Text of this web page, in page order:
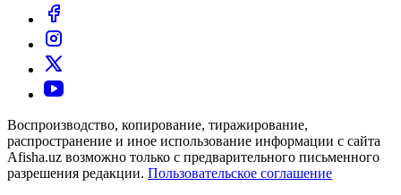
Воспроизводство, копирование, тиражирование,
распространение и иное использование информации с сайта
Afisha.uz возможно только с предварительного письменного
разрешения редакции. Пользовательское соглашение